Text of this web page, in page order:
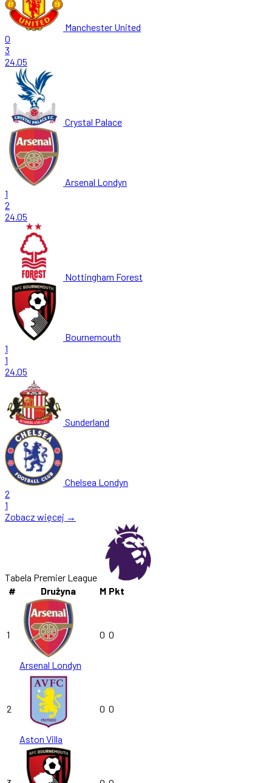
Manchester United
0
3
24.05
Crystal Palace
Arsenal Londyn
1
2
24.05
Nottingham Forest
Bournemouth
1
1
24.05
Sunderland
Chelsea Londyn
2
1
Zobacz więcej →
Tabela Premier League
#
Drużyna M Pkt
1
Arsenal Londyn
0 0
2
Aston Villa
0 0